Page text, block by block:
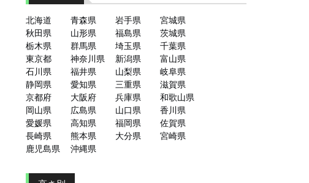
北海道 青森県 岩手県
宮城県
秋田県
山形県 福島県
茨城県
栃木県
群馬県 埼玉県
千葉県
東京都
神奈川県 新潟県
富山県
石川県
福井県 山梨県
岐阜県
静岡県
愛知県 三重県
滋賀県
京都府
大阪府 兵庫県
和歌山県
岡山県
広島県 山口県
香川県
愛媛県
高知県 福岡県
佐賀県
長崎県
熊本県 大分県
宮崎県
鹿児島県
沖縄県